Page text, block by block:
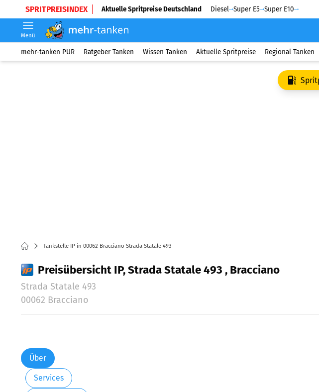
SPRITPREISINDEX Aktuelle Spritpreise Deutschland Diesel Super E5 Super E10
Menü
mehr-tanken PUR Ratgeber Tanken Wissen Tanken Aktuelle Spritpreise Regional Tanken
Tankstelle IP in 00062 Bracciano Strada Statale 493
Preisübersicht IP, Strada Statale 493 , Bracciano
Strada Statale 493
00062 Bracciano
Über
Services